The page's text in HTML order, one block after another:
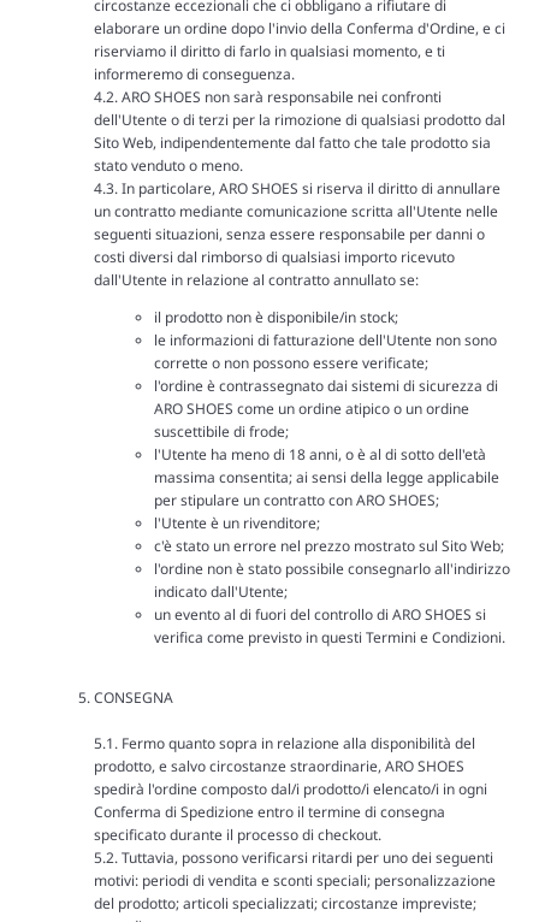
circostanze eccezionali che ci obbligano a rifiutare di
elaborare un ordine dopo l'invio della Conferma d'Ordine, e ci
riserviamo il diritto di farlo in qualsiasi momento, e ti
informeremo di conseguenza.
4.2. ARO SHOES non sarà responsabile nei confronti
dell'Utente o di terzi per la rimozione di qualsiasi prodotto dal
Sito Web, indipendentemente dal fatto che tale prodotto sia
stato venduto o meno.
4.3. In particolare, ARO SHOES si riserva il diritto di annullare
un contratto mediante comunicazione scritta all'Utente nelle
seguenti situazioni, senza essere responsabile per danni o
costi diversi dal rimborso di qualsiasi importo ricevuto
dall'Utente in relazione al contratto annullato se:
il prodotto non è disponibile/in stock;
le informazioni di fatturazione dell'Utente non sono
corrette o non possono essere verificate;
l'ordine è contrassegnato dai sistemi di sicurezza di
ARO SHOES come un ordine atipico o un ordine
suscettibile di frode;
l'Utente ha meno di 18 anni, o è al di sotto dell'età
massima consentita; ai sensi della legge applicabile
per stipulare un contratto con ARO SHOES;
l'Utente è un rivenditore;
c'è stato un errore nel prezzo mostrato sul Sito Web;
l'ordine non è stato possibile consegnarlo all'indirizzo
indicato dall'Utente;
un evento al di fuori del controllo di ARO SHOES si
verifica come previsto in questi Termini e Condizioni.
CONSEGNA
5.1. Fermo quanto sopra in relazione alla disponibilità del
prodotto, e salvo circostanze straordinarie, ARO SHOES
spedirà l'ordine composto dal/i prodotto/i elencato/i in ogni
Conferma di Spedizione entro il termine di consegna
specificato durante il processo di checkout.
5.2. Tuttavia, possono verificarsi ritardi per uno dei seguenti
motivi: periodi di vendita e sconti speciali; personalizzazione
del prodotto; articoli specializzati; circostanze impreviste;